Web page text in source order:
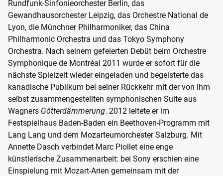
Rundfunk-Sinfonieorchester Berlin, das
Gewandhausorchester Leipzig, das Orchestre National de
Lyon, die Münchner Philharmoniker, das China
Philharmonic Orchestra und das Tokyo Symphony
Orchestra. Nach seinem gefeierten Debüt beim Orchestre
Symphonique de Montréal 2011 wurde er sofort für die
nächste Spielzeit wieder eingeladen und begeisterte das
kanadische Publikum bei seiner Rückkehr mit der von ihm
selbst zusammengestellten symphonischen Suite aus
Wagners Götterdämmerung. 2012 leitete er im
Festspielhaus Baden-Baden ein Beethoven-Programm mit
Lang Lang und dem Mozarteumorchester Salzburg. Mit
Annette Dasch verbindet Marc Piollet eine enge
künstlerische Zusammenarbeit: bei Sony erschien eine
Einspielung mit Mozart-Arien gemeinsam mit der